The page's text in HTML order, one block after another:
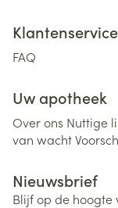
Klantenservice
FAQ
Uw apotheek
Over ons Nuttige
van wacht
Nieuwsbrief
Blijf op de hoogte